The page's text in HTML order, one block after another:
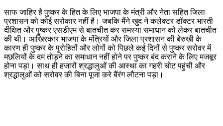
साफ जाहिर है पुष्कर के हित के लिए भाजपा के मंत्री और नेता सहित जिला
प्रशासन को कोई सरोकार नहीं है। जबकि मैंने खुद ने कलेक्टर डॉक्टर भारती
दीक्षित और पुष्कर एसडीएम से बातचीत कर समस्या समाधान को लेकर बातचीत
की थी। आखिरकार भाजपा के मंत्रियों और जिला प्रशासन की बेरुखी के
कारण ही पुष्कर के पुरोहितों और लोगों को पिछले कई दिनों से पुष्कर सरोवर में
मछलियों के दम तोड़ने का समाधान नहीं होने पर पुष्कर बंद कराने के लिए मजबूर
होना पड़ा। साथ ही हजारों श्रद्धालुओं की आस्था का गहरी चोट पहुंची और
श्रद्धालुओं को सरोवर की बिना पूजा करे बैंरंग लौटना पड़ा।